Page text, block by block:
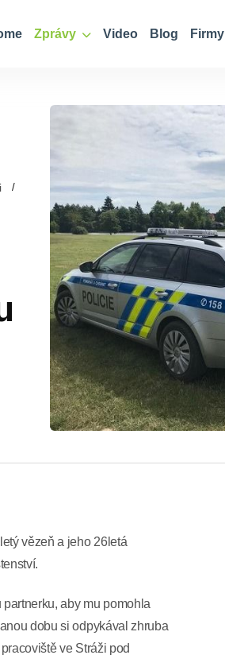
Zprávy Video Blog Firmy
vězeň a jeho 26letá
aby mu pomohla
dobu si odpykával zhruba
ve Stráži pod